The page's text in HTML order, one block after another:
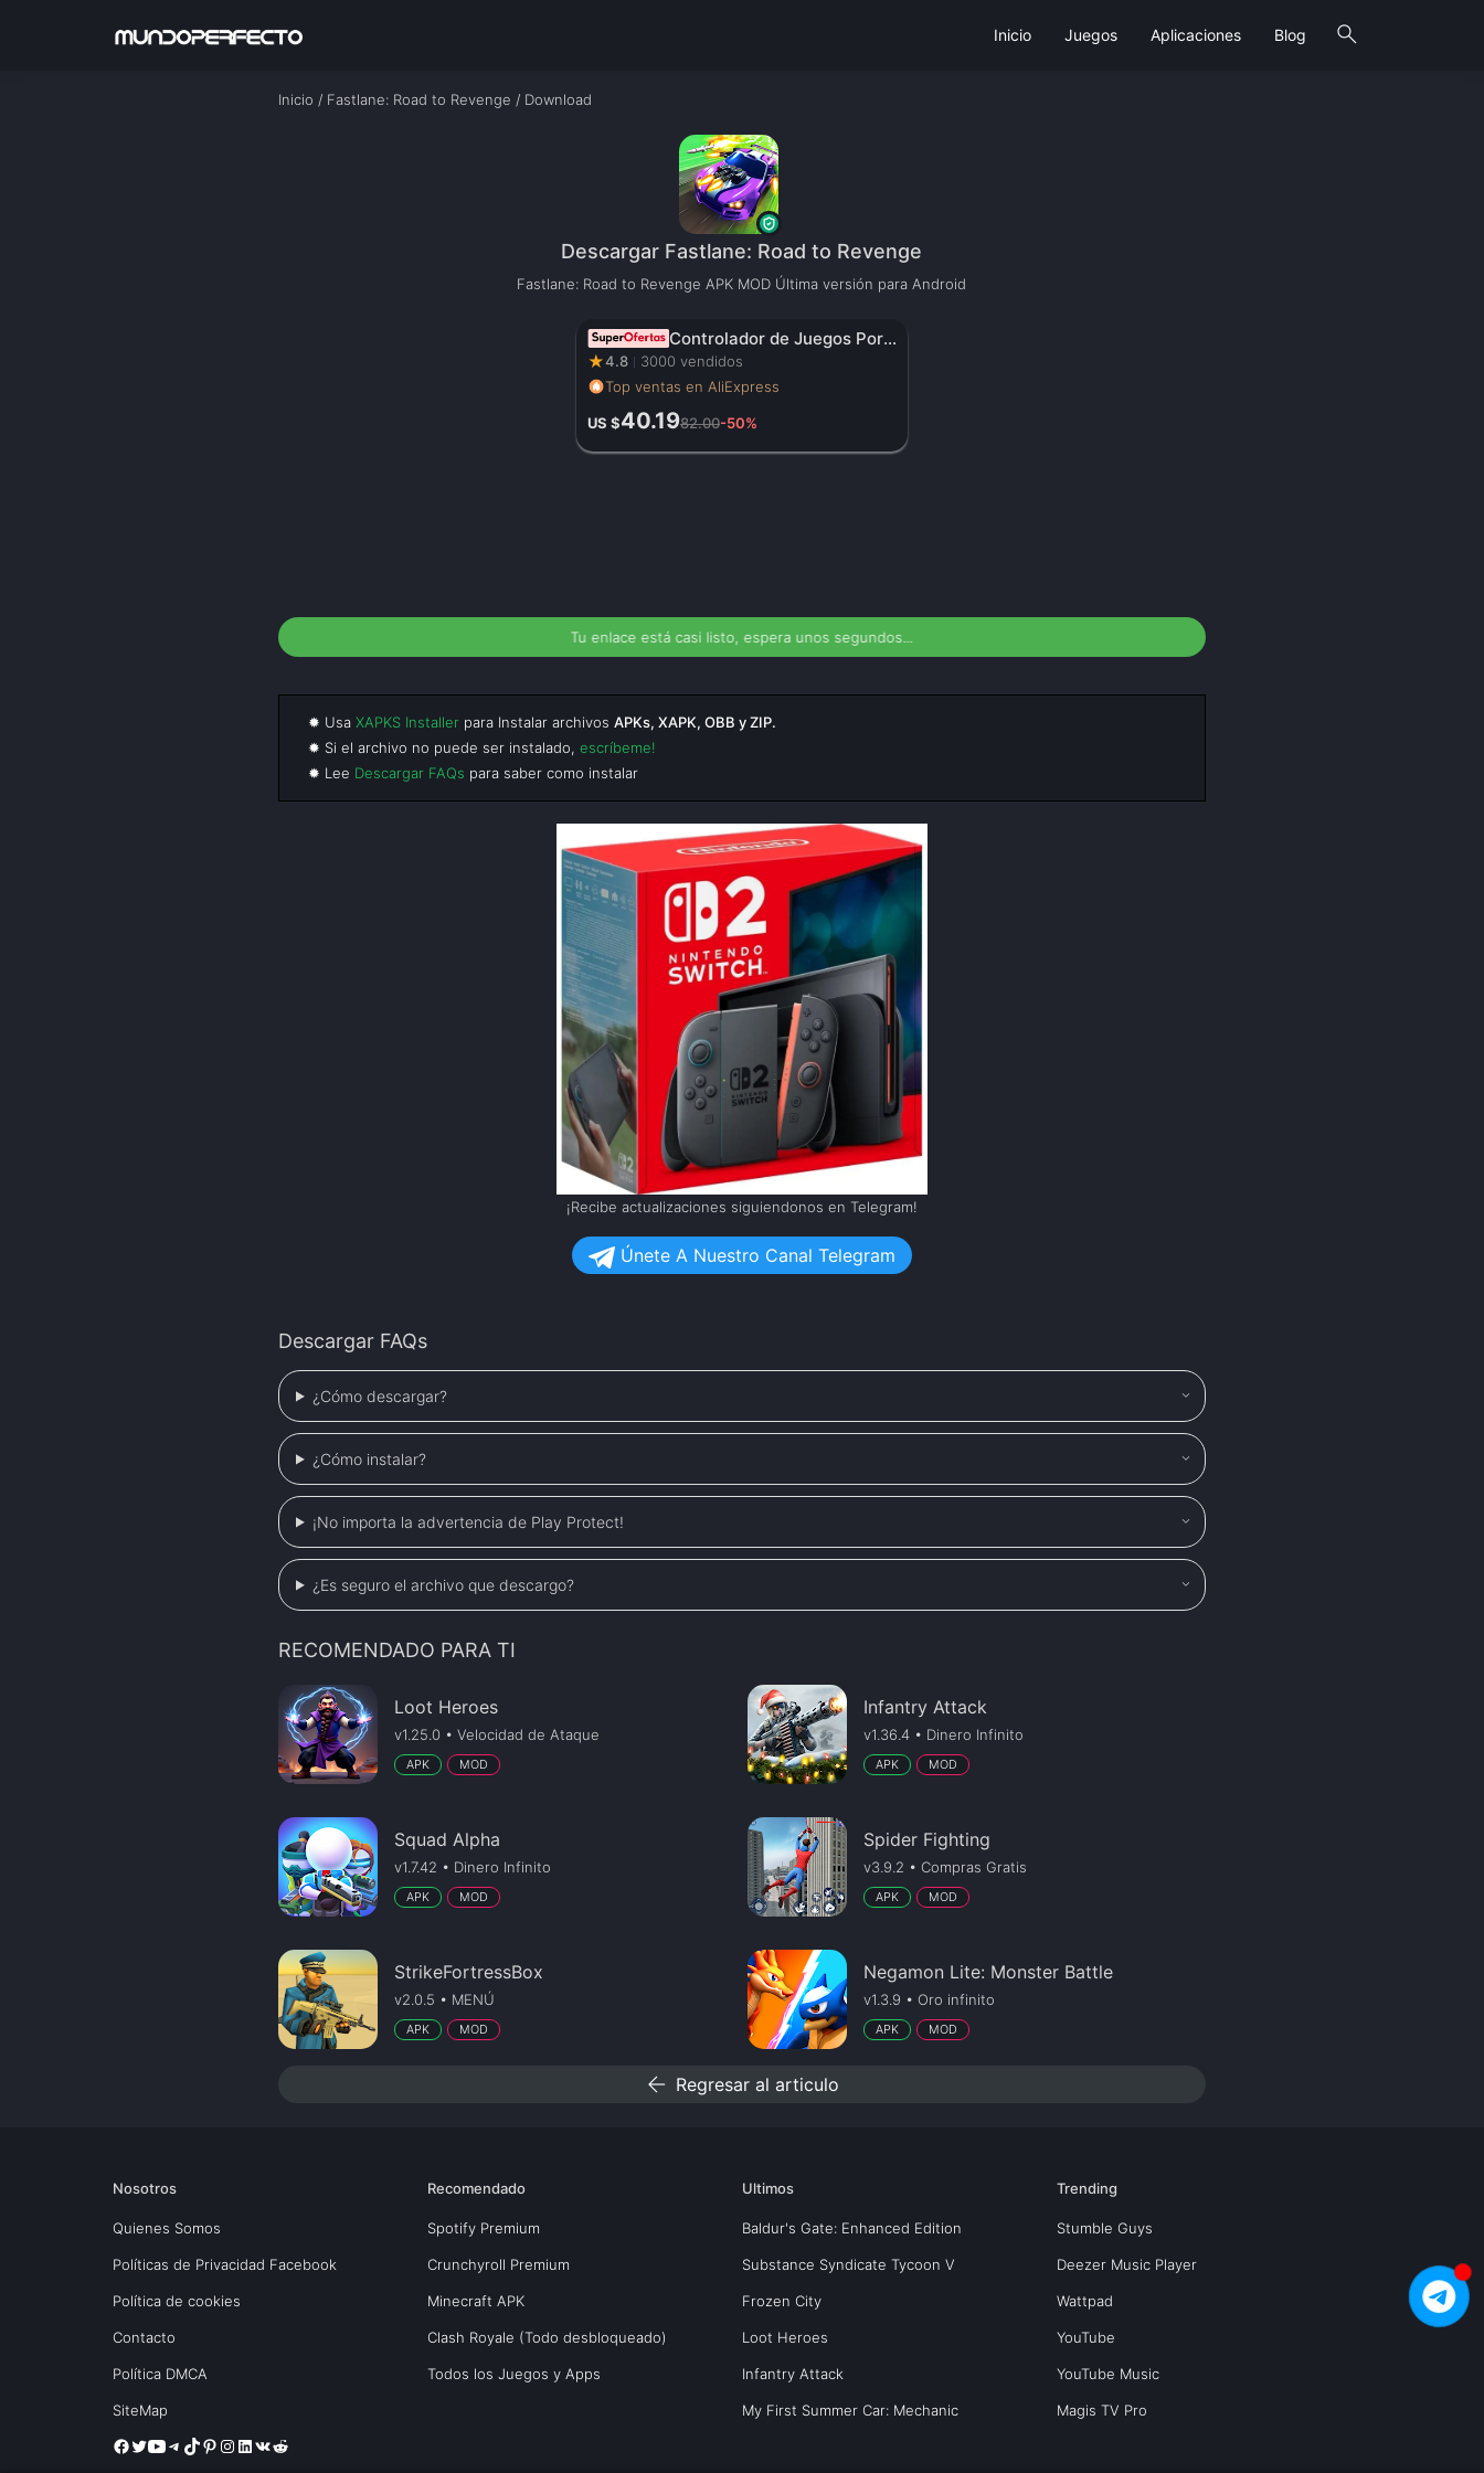
search
Inicio Juegos Aplicaciones Blog
Inicio / Fastlane: Road to Revenge / Download
Descargar Fastlane: Road to Revenge
Fastlane: Road to Revenge APK MOD Última versión para Android
Controlador de Juegos Portátil Original con Pantalla HD de 3.5 Pulgadas, Batería Recargable – Regalo de Navidad Perfecto para Gamers
★4.8
3000 vendidos
Top ventas en AliExpress
US $40.1982.00-50%
Tu enlace está casi listo, espera unos segundos...
✹ Usa XAPKS Installerpara Instalar archivos APKs, XAPK, OBB y ZIP.
✹ Si el archivo no puede ser instalado, escríbeme!
✹ Lee Descargar FAQs para saber como instalar
¡Recibe actualizaciones siguiendonos en Telegram!
Únete A Nuestro Canal Telegram
Descargar FAQs
¿Cómo descargar?
¿Cómo instalar?
¡No importa la advertencia de Play Protect!
¿Es seguro el archivo que descargo?
RECOMENDADO PARA TI
Loot Heroes
v1.25.0 • Velocidad de Ataque
APK MOD
Infantry Attack
v1.36.4 • Dinero Infinito
APK MOD
Squad Alpha
v1.7.42 • Dinero Infinito
APK MOD
Spider Fighting
v3.9.2 • Compras Gratis
APK MOD
StrikeFortressBox
v2.0.5 • MENÚ
APK MOD
Negamon Lite: Monster Battle
v1.3.9 • Oro infinito
APK MOD
arrow_back Regresar al articulo
Nosotros
Quienes Somos
Políticas de Privacidad Facebook
Política de cookies
Contacto
Política DMCA
SiteMap
Recomendado
Spotify Premium
Crunchyroll Premium
Minecraft APK
Clash Royale (Todo desbloqueado)
Todos los Juegos y Apps
Ultimos
Baldur's Gate: Enhanced Edition
Substance Syndicate Tycoon V
Frozen City
Loot Heroes
Infantry Attack
My First Summer Car: Mechanic
Trending
Stumble Guys
Deezer Music Player
Wattpad
YouTube
YouTube Music
Magis TV Pro